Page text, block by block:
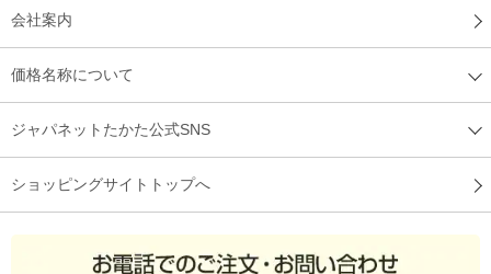
会社案内
価格名称について
ジャパネットたかた公式SNS
ショッピングサイトトップへ